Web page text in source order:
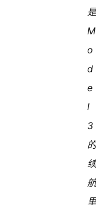
M
o
d
e
l
3